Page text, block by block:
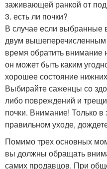
заживающей ранкой от
3. есть ли почки?
В случае если выбранные
двум вышеперечисленным
время обратить внимание
он может быть каким
хорошее состояние
Выбирайте саженцы со
либо повреждений и
почки. Внимание! Только
правильном уходе,
Помимо трех основных
вы должны обращать
самих продавцов. При